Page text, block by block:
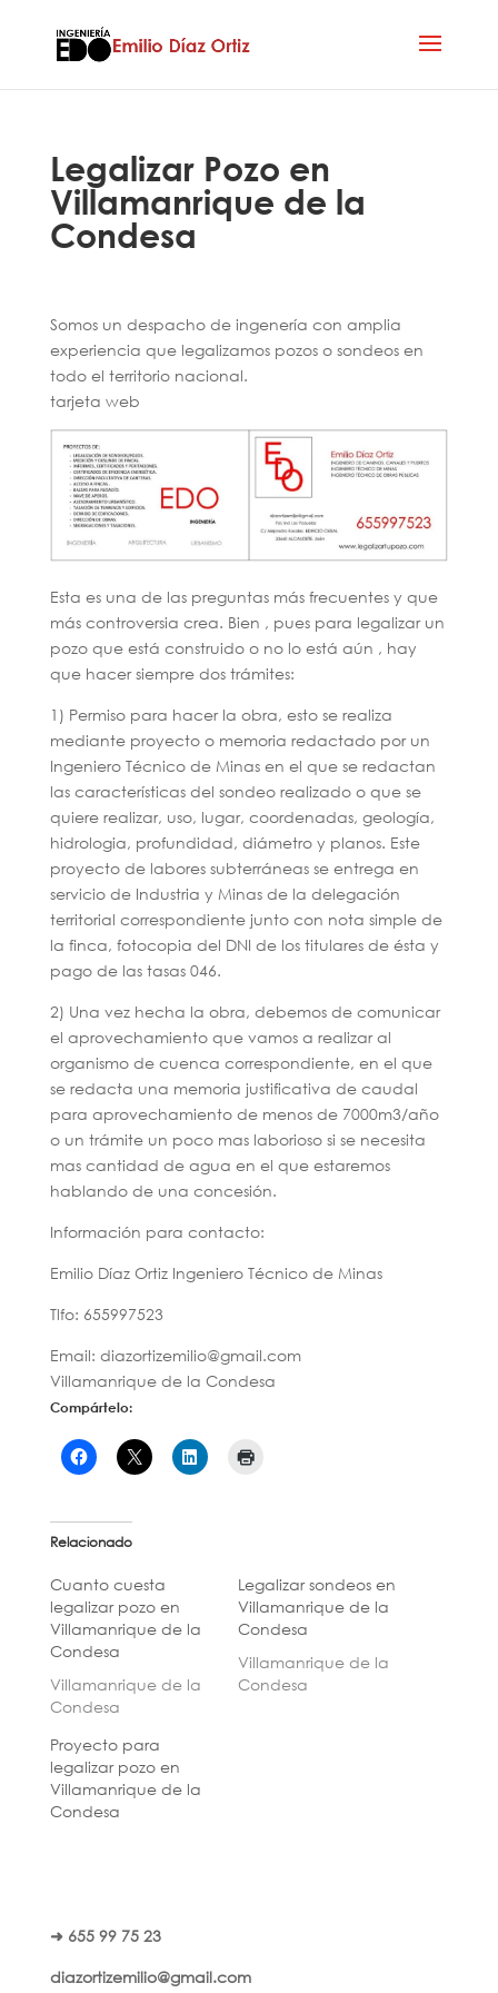
Legalizar Pozo en
Villamanrique de la
Condesa
Somos un despacho de ingenería con amplia
experiencia que legalizamos pozos o sondeos en
todo el territorio nacional.
tarjeta web
Esta es una de las preguntas más frecuentes y que
más controversia crea. Bien , pues para legalizar un
pozo que está construido o no lo está aún , hay
que hacer siempre dos trámites:
1) Permiso para hacer la obra, esto se realiza
mediante proyecto o memoria redactado por un
Ingeniero Técnico de Minas en el que se redactan
las características del sondeo realizado o que se
quiere realizar, uso, lugar, coordenadas, geología,
hidrologia, profundidad, diámetro y planos. Este
proyecto de labores subterráneas se entrega en
servicio de Industria y Minas de la delegación
territorial correspondiente junto con nota simple de
la finca, fotocopia del DNI de los titulares de ésta y
pago de las tasas 046.
2) Una vez hecha la obra, debemos de comunicar
el aprovechamiento que vamos a realizar al
organismo de cuenca correspondiente, en el que
se redacta una memoria justificativa de caudal
para aprovechamiento de menos de 7000m3/año
o un trámite un poco mas laborioso si se necesita
mas cantidad de agua en el que estaremos
hablando de una concesión.
Información para contacto:
Emilio Díaz Ortiz Ingeniero Técnico de Minas
Tlfo: 655997523
Email: diazortizemilio@gmail.com
Villamanrique de la Condesa
Compártelo:
Relacionado
Cuanto cuesta
legalizar pozo en
Villamanrique de la
Condesa
Villamanrique de la
Condesa
Legalizar sondeos en
Villamanrique de la
Condesa
Villamanrique de la
Condesa
Proyecto para
legalizar pozo en
Villamanrique de la
Condesa
➜ 655 99 75 23
diazortizemilio@gmail.com